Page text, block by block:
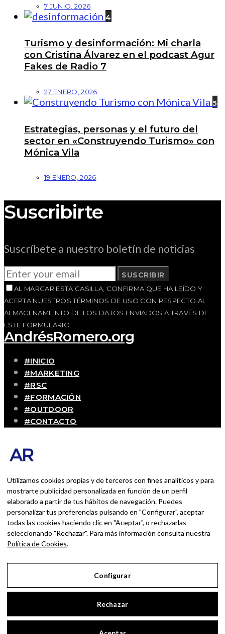
7 JUNIO, 2026
4
Turismo y desinformación: Mi charla
con Cristina Álvarez en el podcast Agur
Fakes de Radio 7
27 ENERO, 2026
5
Estrategias, personas y el futuro del
sector en «Construyendo Turismo» con
Mónica Vila
19 ENERO, 2026
Suscribirte
Suscríbete a nuestro boletín de noticias
SUSCRIBIR
AL MARCAR ESTA CASILLA, CONFIRMA QUE HA LEÍDO Y
ACEPTA NUESTROS TÉRMINOS DE USO CON RESPECTO AL
ALMACENAMIENTO DE LOS DATOS ENVIADOS A TRAVÉS DE
ESTE FORMULARIO.
AndrésRomero.org
#INICIO
#MARKETING
#RSC
#FORMACIÓN
#OUTDOOR
#CONTACTO
Blog personal y profesional de Andrés Romero.
persona que disfruta con lo que hace cada día
BUSCAR POR:
BUSCAR
Ingresa las palabras de la búsqueda y presiona
Enter.
Utilizamos cookies propias y de terceros con fines analíticos y para
mostrarte publicidad personalizada en función de un perfil
elaborado a partir de tus hábitos de navegación. Puedes
personalizar tus preferencias pulsando en "Configurar", aceptar
todas las cookies haciendo clic en "Aceptar", o rechazarlas
seleccionando "Rechazar". Para más información consulta nuestra
Política de Cookies.
Configurar
Rechazar
Aviso Legal
Política de Privacidad
Política de Cookies